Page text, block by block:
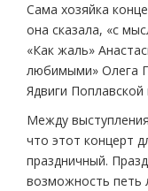
Сама хозяйка
она сказала, «с
«Как жаль»
любимыми» Олега
Ядвиги
Между
что этот концерт
праздничный.
возможность петь